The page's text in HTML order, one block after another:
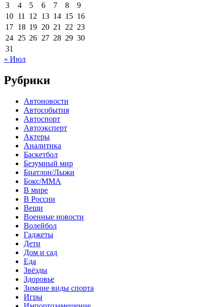
3
4 5 6 7 8
9
10 11 12 13 14 15 16
17 18 19 20 21 22 23
24 25 26 27 28 29 30
31
« Июл
Рубрики
Автоновости
Автособытия
Автоспорт
Автоэксперт
Актеры
Аналитика
Баскетбол
Безумный мир
Биатлон/Лыжи
Бокс/MMA
В мире
В России
Вещи
Военные новости
Волейбол
Гаджеты
Дети
Дом и сад
Еда
Звёзды
Здоровье
Зимние виды спорта
Игры